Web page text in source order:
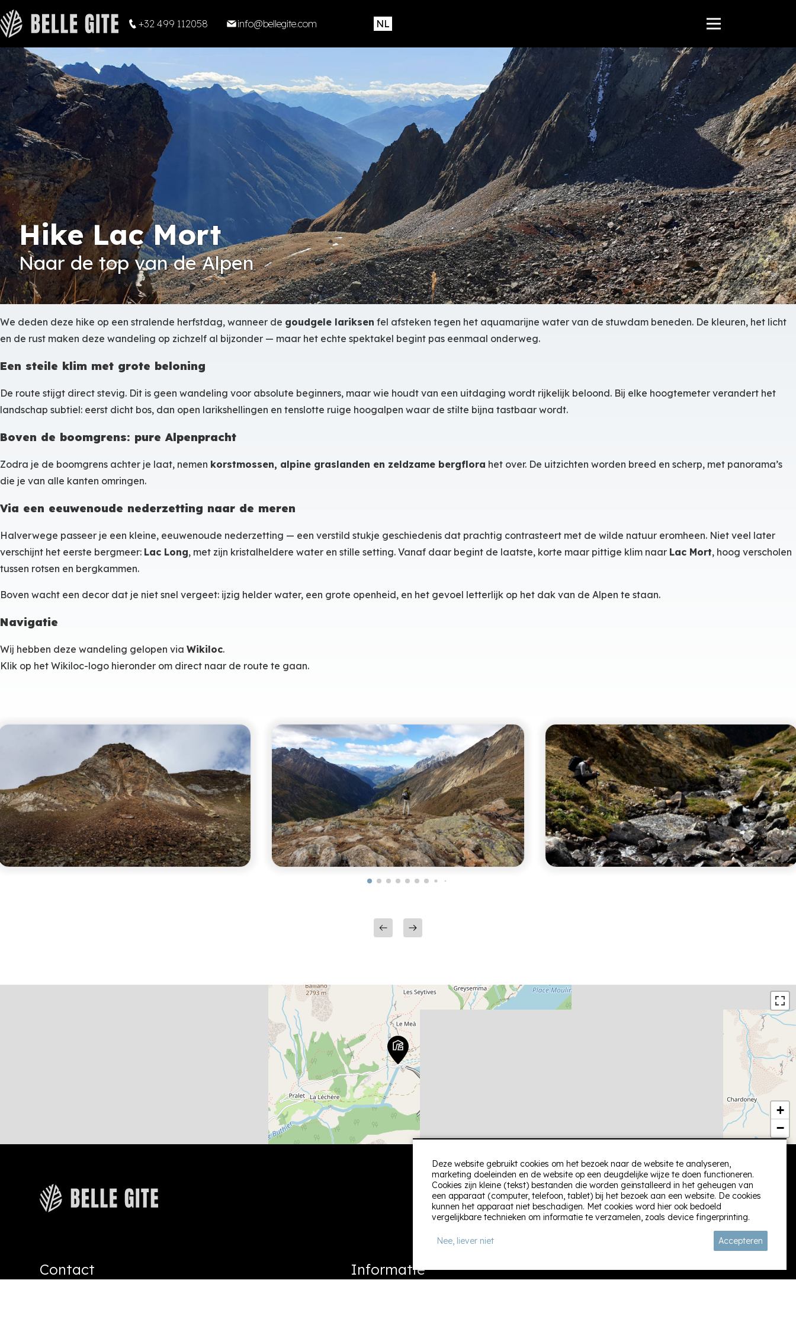
+32 499 112058 info@bellegite.com
Hike Lac Mort
Naar de top van de Alpen
We deden deze hike op een stralende herfstdag, wanneer de goudgele lariksen fel afsteken tegen het aquamarijne water van de stuwdam beneden. De kleuren, het licht
en de rust maken deze wandeling op zichzelf al bijzonder — maar het echte spektakel begint pas eenmaal onderweg.
Een steile klim met grote beloning
De route stijgt direct stevig. Dit is geen wandeling voor absolute beginners, maar wie houdt van een uitdaging wordt rijkelijk beloond. Bij elke hoogtemeter verandert het
landschap subtiel: eerst dicht bos, dan open larikshellingen en tenslotte ruige hoogalpen waar de stilte bijna tastbaar wordt.
Boven de boomgrens: pure Alpenpracht
Zodra je de boomgrens achter je laat, nemen korstmossen, alpine graslanden en zeldzame bergflora het over. De uitzichten worden breed en scherp, met panorama’s
die je van alle kanten omringen.
Via een eeuwenoude nederzetting naar de meren
Halverwege passeer je een kleine, eeuwenoude nederzetting — een verstild stukje geschiedenis dat prachtig contrasteert met de wilde natuur eromheen. Niet veel later
verschijnt het eerste bergmeer: Lac Long, met zijn kristalheldere water en stille setting. Vanaf daar begint de laatste, korte maar pittige klim naar Lac Mort, hoog verscholen
tussen rotsen en bergkammen.
Boven wacht een decor dat je niet snel vergeet: ijzig helder water, een grote openheid, en het gevoel letterlijk op het dak van de Alpen te staan.
Navigatie
Wij hebben deze wandeling gelopen via Wikiloc.
Klik op het Wikiloc-logo hieronder om direct naar de route te gaan.
+
−
Volg ons:
Contact Informatie
Deze website gebruikt cookies om het bezoek naar de website te analyseren,
marketing doeleinden en de website op een deugdelijke wijze te doen functioneren.
Cookies zijn kleine (tekst) bestanden die worden geïnstalleerd in het geheugen van
een apparaat (computer, telefoon, tablet) bij het bezoek aan een website. De cookies
kunnen het apparaat niet beschadigen. Met cookies word hier ook bedoeld
vergelijkbare technieken om informatie te verzamelen, zoals device fingerprinting.
Nee, liever niet Accepteren